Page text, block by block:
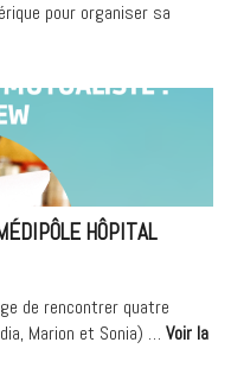
pour organiser sa
HÔPITAL
de rencontrer quatre
Marion et Sonia) … Voir la